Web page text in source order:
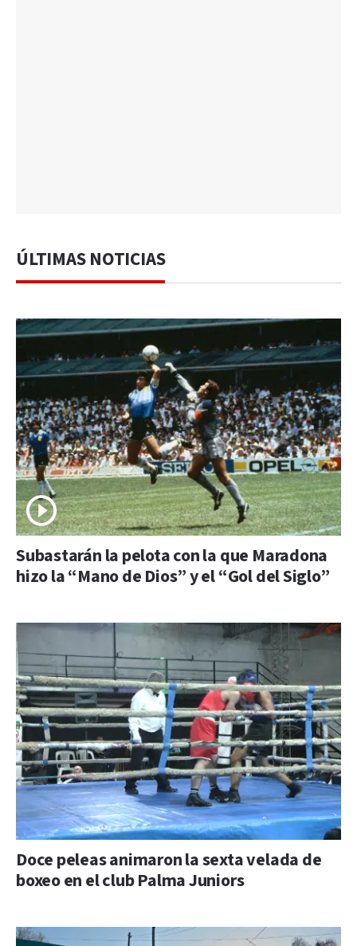
ÚLTIMAS NOTICIAS
Subastarán la pelota con la que Maradona
hizo la “Mano de Dios” y el “Gol del Siglo”
Doce peleas animaron la sexta velada de
boxeo en el club Palma Juniors